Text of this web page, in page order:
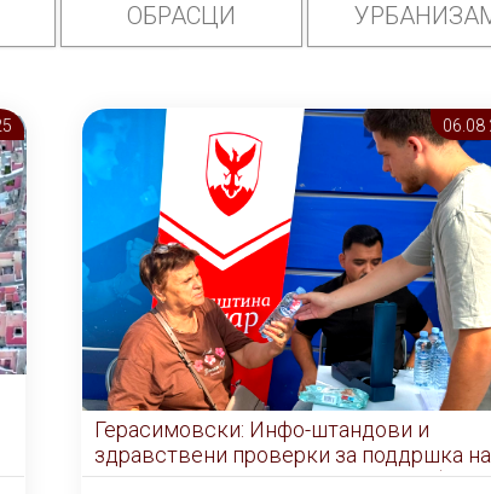
ОБРАСЦИ
06.08
Герасимовски: Инфо-штандови и
здравствени проверки за поддршка на
граѓаните во услови на топлотен бран